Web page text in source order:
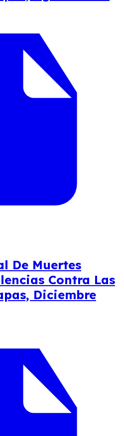
De Muertes
Contra Las
Diciembre